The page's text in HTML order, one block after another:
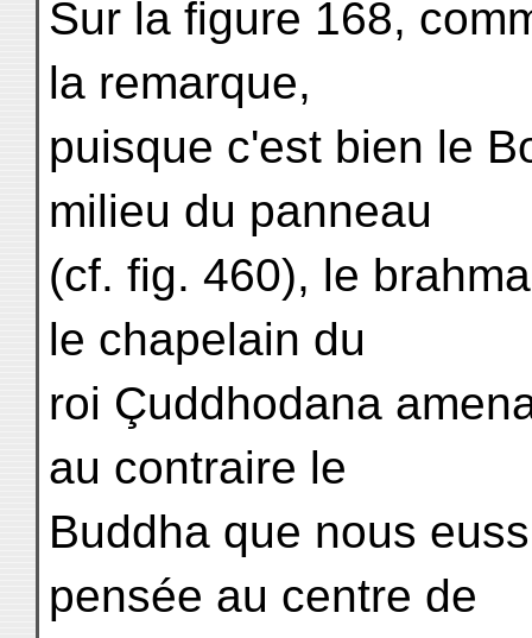
Sur la figure 168,
la remarque,
puisque c'est bien le
milieu du panneau
(cf. fig. 460), le
le chapelain du
roi Çuddhodana
au contraire le
Buddha que nous
pensée au centre de